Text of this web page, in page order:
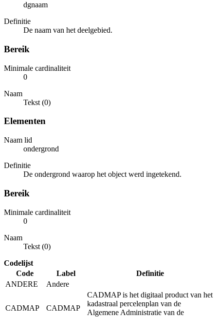
dgnaam
Definitie
De naam van het deelgebied.
Bereik
Minimale cardinaliteit
0
Naam
Tekst (0)
Elementen
Naam lid
ondergrond
Definitie
De ondergrond waarop het object werd ingetekend.
Bereik
Minimale cardinaliteit
0
Naam
Tekst (0)
Codelijst
Code
Label
Definitie
ANDERE
Andere
CADMAP CADMAP
CADMAP is het digitaal product van het
kadastraal percelenplan van de
Algemene Administratie van de